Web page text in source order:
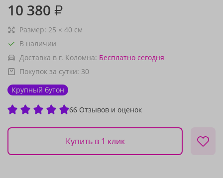
10 380 ₽
Размер: 25 × 40 см
В наличии
Доставка в г. Коломна: Бесплатно сегодня
Покупок за сутки: 30
Крупный бутон
66 Отзывов и оценок
Купить в 1 клик